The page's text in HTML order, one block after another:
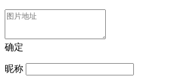
确定
昵称